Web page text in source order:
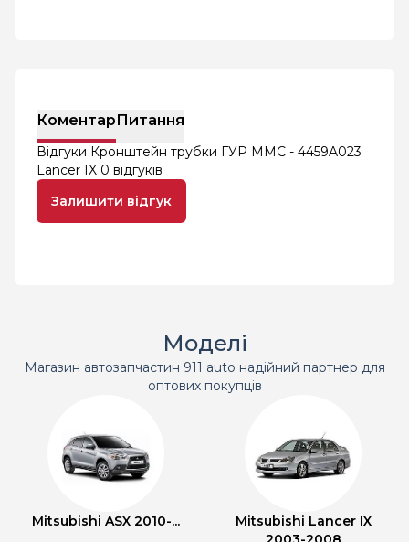
КоментарПитання
Відгуки Кронштейн трубки ГУР MMC - 4459A023
Lancer IX 0 відгуків
Залишити відгук
Моделі
Магазин автозапчастин 911 auto надійний партнер для
оптових покупців
Mitsubishi ASX 2010-...
Mitsubishi Lancer IX